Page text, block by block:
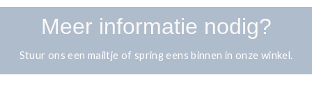
Meer informatie nodig?
Stuur ons een mailtje of spring eens binnen in onze winkel.